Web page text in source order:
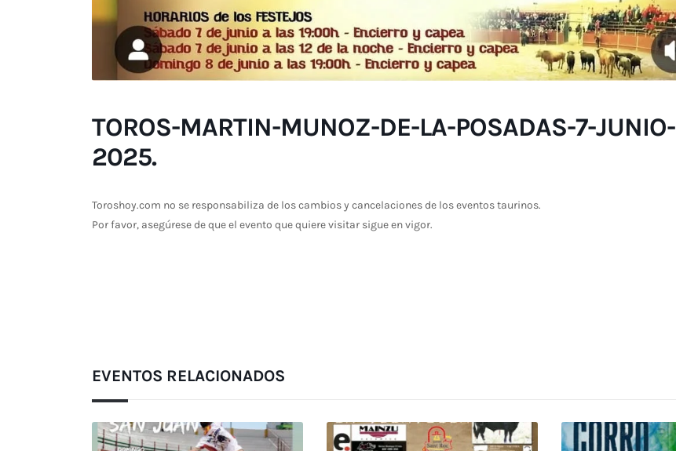
TOROS-MARTIN-MUNOZ-DE-LA-POSADAS-7-JUNIO-
2025.
Toroshoy.com no se responsabiliza de los cambios y cancelaciones de los eventos taurinos.
Por favor, asegúrese de que el evento que quiere visitar sigue en vigor.
EVENTOS RELACIONADOS